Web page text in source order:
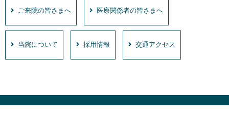
ご来院の皆さまへ 医療関係者の皆さまへ
当院について 採用情報 交通アクセス